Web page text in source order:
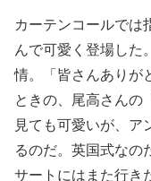
カーテンコールでは
んで可愛く登場した
情。「皆さんありが
ときの、尾高さんの
見ても可愛いが、ア
るのだ。英国式なの
サートにはまた行き